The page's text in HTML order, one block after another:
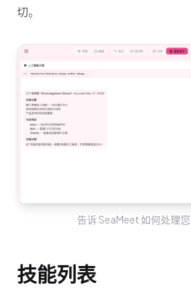
切。
告诉 SeaMeet 如何处理
技能列表